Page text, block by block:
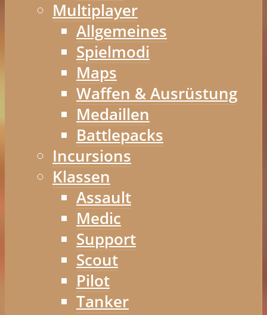
Multiplayer
Allgemeines
Spielmodi
Maps
Waffen & Ausrüstung
Medaillen
Battlepacks
Incursions
Klassen
Assault
Medic
Support
Scout
Pilot
Tanker